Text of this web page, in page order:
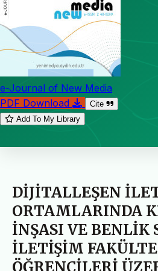
e-Journal of New Media
PDF Download
Cite
Add To My Library
DİJİTALLEŞEN
ORTAMLARINDA
İNŞASI VE BENLİK
İLETİŞİM
ÖĞRENCİLERİ